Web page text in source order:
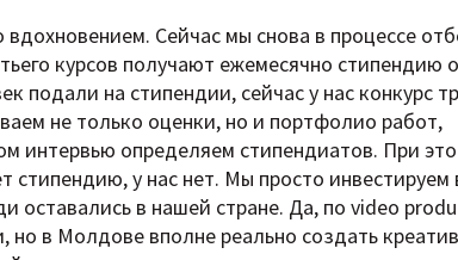
Сейчас мы снова в процессе
курсов получают ежемесячно стипендию
подали на стипендии, сейчас у нас конкурс
не только оценки, но и портфолио работ,
интервью определяем стипендиатов. При
стипендию, у нас нет. Мы просто инвестируем
в нашей стране. Да, по video
в Молдове вполне реально создать